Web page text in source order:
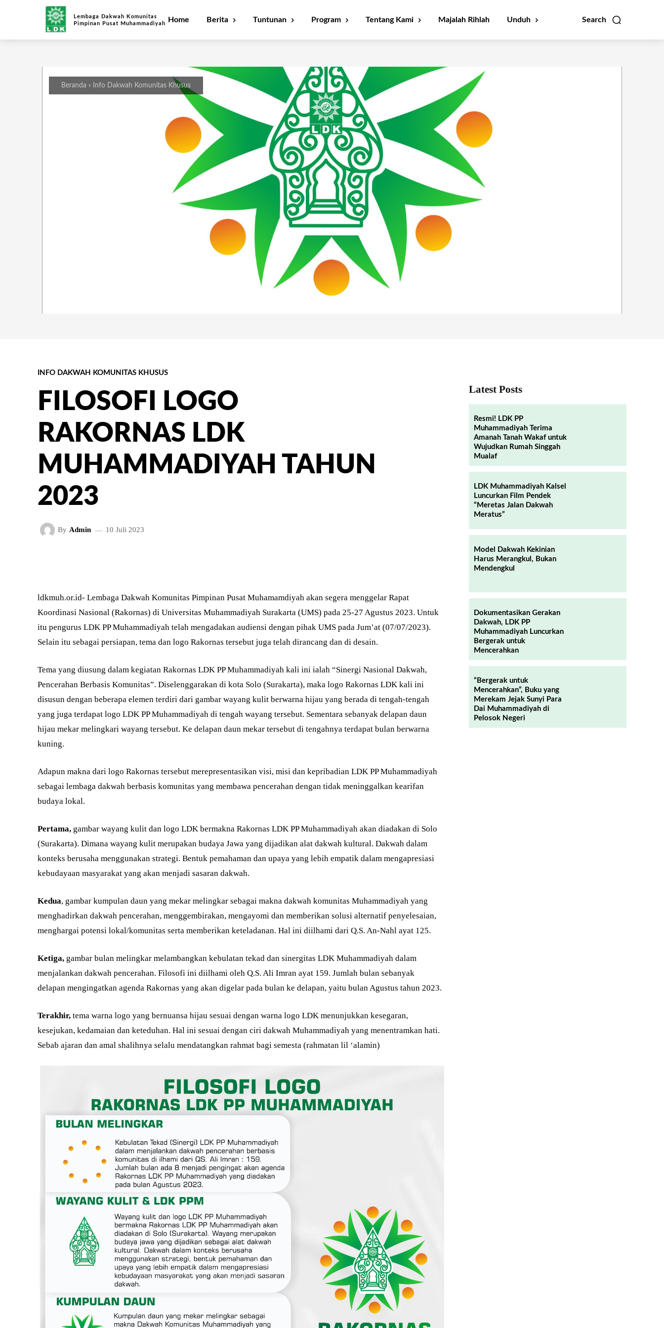
Lembaga Dakwah Komunitas
Pimpinan Pusat Muhammadiyah
Search
Home Berita Tuntunan Program Tentang Kami Majalah Rihlah Unduh
Beranda Info Dakwah Komunitas Khusus
INFO DAKWAH KOMUNITAS KHUSUS
FILOSOFI LOGO
RAKORNAS LDK
MUHAMMADIYAH TAHUN
2023
By Admin 10 Juli 2023
ldkmuh.or.id- Lembaga Dakwah Komunitas Pimpinan Pusat Muhamamdiyah akan segera menggelar Rapat
Koordinasi Nasional (Rakornas) di Universitas Muhammadiyah Surakarta (UMS) pada 25-27 Agustus 2023. Untuk
itu pengurus LDK PP Muhammadiyah telah mengadakan audiensi dengan pihak UMS pada Jum’at (07/07/2023).
Selain itu sebagai persiapan, tema dan logo Rakornas tersebut juga telah dirancang dan di desain.
Tema yang diusung dalam kegiatan Rakornas LDK PP Muhammadiyah kali ini ialah “Sinergi Nasional Dakwah,
Pencerahan Berbasis Komunitas”. Diselenggarakan di kota Solo (Surakarta), maka logo Rakornas LDK kali ini
disusun dengan beberapa elemen terdiri dari gambar wayang kulit berwarna hijau yang berada di tengah-tengah
yang juga terdapat logo LDK PP Muhammadiyah di tengah wayang tersebut. Sementara sebanyak delapan daun
hijau mekar melingkari wayang tersebut. Ke delapan daun mekar tersebut di tengahnya terdapat bulan berwarna
kuning.
Adapun makna dari logo Rakornas tersebut merepresentasikan visi, misi dan kepribadian LDK PP Muhammadiyah
sebagai lembaga dakwah berbasis komunitas yang membawa pencerahan dengan tidak meninggalkan kearifan
budaya lokal.
Pertama, gambar wayang kulit dan logo LDK bermakna Rakornas LDK PP Muhammadiyah akan diadakan di Solo
(Surakarta). Dimana wayang kulit merupakan budaya Jawa yang dijadikan alat dakwah kultural. Dakwah dalam
konteks berusaha menggunakan strategi. Bentuk pemahaman dan upaya yang lebih empatik dalam mengapresiasi
kebudayaan masyarakat yang akan menjadi sasaran dakwah.
Kedua, gambar kumpulan daun yang mekar melingkar sebagai makna dakwah komunitas Muhammadiyah yang
menghadirkan dakwah pencerahan, menggembirakan, mengayomi dan memberikan solusi alternatif penyelesaian,
menghargai potensi lokal/komunitas serta memberikan keteladanan. Hal ini diilhami dari Q.S. An-Nahl ayat 125.
Ketiga, gambar bulan melingkar melambangkan kebulatan tekad dan sinergitas LDK Muhammadiyah dalam
menjalankan dakwah pencerahan. Filosofi ini diilhami oleh Q.S. Ali Imran ayat 159. Jumlah bulan sebanyak
delapan mengingatkan agenda Rakornas yang akan digelar pada bulan ke delapan, yaitu bulan Agustus tahun 2023.
Terakhir, tema warna logo yang bernuansa hijau sesuai dengan warna logo LDK menunjukkan kesegaran,
kesejukan, kedamaian dan keteduhan. Hal ini sesuai dengan ciri dakwah Muhammadiyah yang menentramkan hati.
Sebab ajaran dan amal shalihnya selalu mendatangkan rahmat bagi semesta (rahmatan lil ‘alamin)
Latest Posts
Resmi! LDK PP
Muhammadiyah Terima
Amanah Tanah Wakaf untuk
Wujudkan Rumah Singgah
Mualaf
LDK Muhammadiyah Kalsel
Luncurkan Film Pendek
“Meretas Jalan Dakwah
Meratus”
Model Dakwah Kekinian
Harus Merangkul, Bukan
Mendengkul
Dokumentasikan Gerakan
Dakwah, LDK PP
Muhammadiyah Luncurkan
Bergerak untuk
Mencerahkan
“Bergerak untuk
Mencerahkan”, Buku yang
Merekam Jejak Sunyi Para
Dai Muhammadiyah di
Pelosok Negeri